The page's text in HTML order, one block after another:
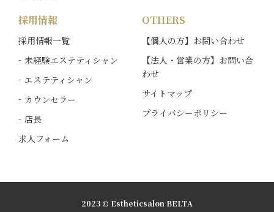
採用情報
採用情報一覧
未経験エステティシャン
エステティシャン
カウンセラー
店長
求人フォーム
OTHERS
【個人の方】お問い合わせ
【法人・営業の方】お問い合
わせ
サイトマップ
プライバシーポリシー
2023 © Estheticsalon BELTA